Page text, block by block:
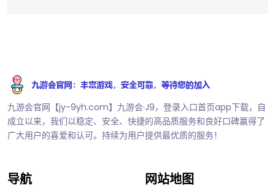
九游会官网【jy-9yh.com】九游会·J9，登录入口首页app下载，自
成立以来，我们以稳定、安全、快捷的高品质服务和良好口碑赢得了
广大用户的喜爱和认可。持续为用户提供最优质的服务！
导航 网站地图